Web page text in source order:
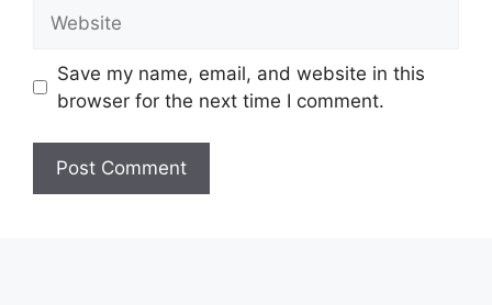
Save my name, email, and website in this
browser for the next time I comment.